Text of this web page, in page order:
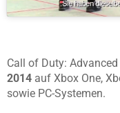
Call of Duty:
2014 auf Xbox One,
sowie PC-Systemen.